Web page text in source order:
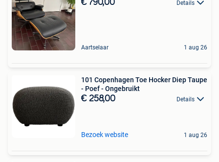
€ 790,00 Details
Aartselaar 1 aug 26
101 Copenhagen Toe Hocker Diep Taupe
- Poef - Ongebruikt
€ 258,00 Details
Bezoek website 1 aug 26